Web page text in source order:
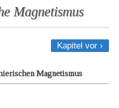
Magnetismus
Kapitel vor ›
Magnetismus